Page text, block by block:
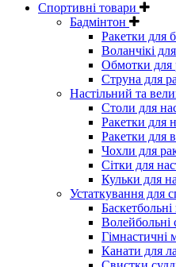
Спортивні товари
Бадмінтон
Ракетки для
Воланчікі
Обмотки для
Струна для
Настільний та
Столи для
Ракетки для
Ракетки для
Чохли для
Сітки для
Кульки для
Устаткування для
Баскетбольні
Волейбольні
Гімнастичні
Канати для